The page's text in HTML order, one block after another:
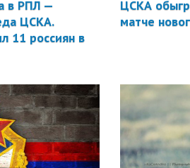
в РПЛ —
ЦСКА.
11 россиян в
ЦСКА
матче